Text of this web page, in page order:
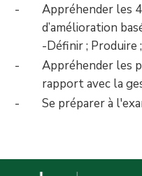
Appréhender les
d’amélioration
-Définir ; Produire
Appréhender les
rapport avec la
Se préparer à